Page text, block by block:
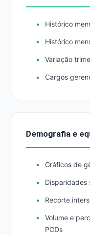
Histórico
Histórico
Variação
Cargos
Demografia e
Gráficos de
Disparidades
Recorte
Volume e
PCDs